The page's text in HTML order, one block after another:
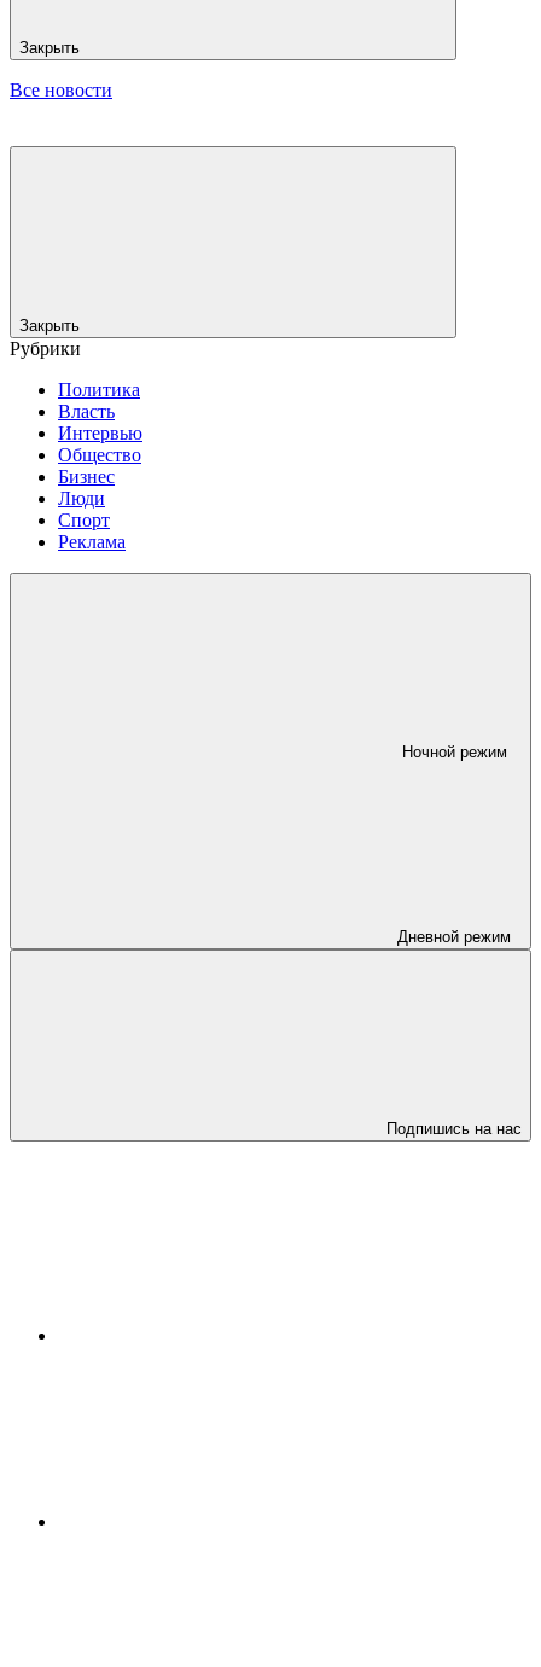
Закрыть
Все новости
Закрыть
Рубрики
Политика
Власть
Интервью
Общество
Бизнес
Люди
Спорт
Реклама
Ночной режим
Дневной режим
Подпишись на нас